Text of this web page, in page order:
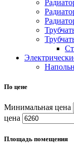
По цене
Минимальная цена
цена
Площадь помещения